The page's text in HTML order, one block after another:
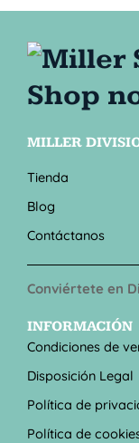
MILLER
Tienda
Blog
Contáctanos
Conviértete en
INFORMACIÓN
Condiciones de
Disposición Legal
Política de
Política de